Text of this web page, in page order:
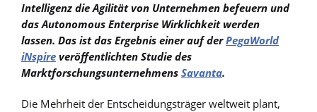
Intelligenz die Agilität von Unternehmen befeuern und
das Autonomous Enterprise Wirklichkeit werden
lassen. Das ist das Ergebnis einer auf derPegaWorld
iNspire veröffentlichten Studie des
Marktforschungsunternehmens Savanta.
Die Mehrheit der Entscheidungsträger weltweit plant,